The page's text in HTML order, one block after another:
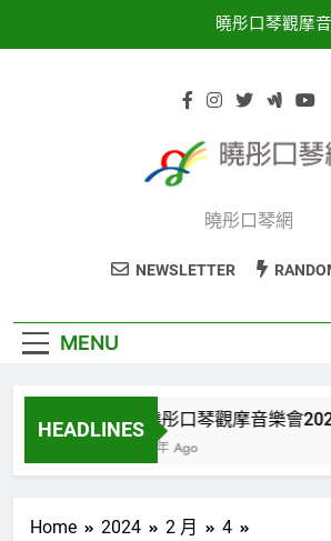
曉彤口琴觀摩
愛在夢中 – 韋恒熹與張蕙詩
曉彤口琴觀摩音
網上半音
曉彤口琴網
NEWSLETTER
MENU
HEADLINES曉彤口琴觀摩音樂會
2 年 Ago
Home 2024 2 月
4